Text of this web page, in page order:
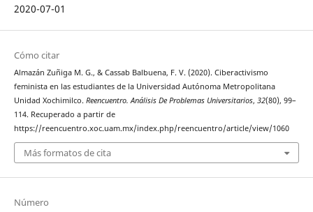
2020-07-01
Cómo citar
Almazán Zuñiga M. G., & Cassab Balbuena, F. V. (2020). Ciberactivismo
feminista en las estudiantes de la Universidad Autónoma Metropolitana
Unidad Xochimilco. Reencuentro. Análisis De Problemas Universitarios, 32(80), 99–
114. Recuperado a partir de
https://reencuentro.xoc.uam.mx/index.php/reencuentro/article/view/1060
Más formatos de cita
Número